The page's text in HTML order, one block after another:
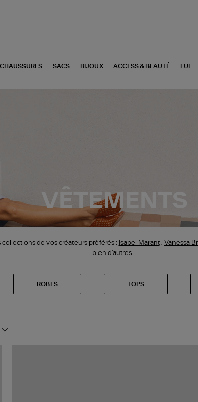
CHAUSSURES SACS BIJOUX ACCESS & BEAUTÉ LUI
VÊTEMENTS
de vos créateurs préférés : Isabel Marant, Vanessa
bien d'autres...
ROBES TOPS